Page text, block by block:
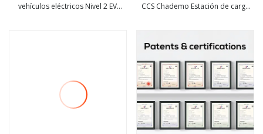
vehículos eléctricos Nivel 2 EV
CCS Chademo Estación de carga
con CA Tipo 2 22kw Ocpp 1.6j